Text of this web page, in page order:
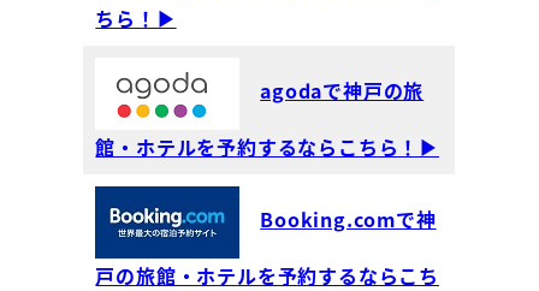
ちら！▶
agodaで神戸の旅
館・ホテルを予約するならこちら！▶
Booking.comで神
戸の旅館・ホテルを予約するならこち